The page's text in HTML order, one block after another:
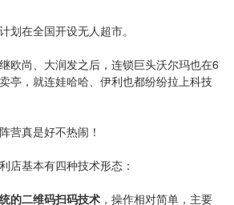
划在全国开设无人超市。
欧尚、大润发之后，连锁巨头沃尔玛也在6
亭，就连娃哈哈、伊利也都纷纷拉上科技
营真是好不热闹！
店基本有四种技术形态：
的二维码扫码技术 ，操作相对简单，主要